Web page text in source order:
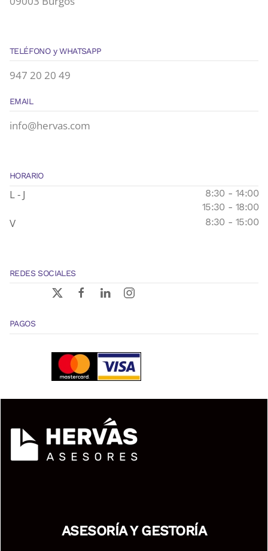
TELÉFONO y WHATSAPP
947 20 20 49
EMAIL
info@hervas.com
HORARIO
L - J
8:30 - 14:00
15:30 - 18:00
V 8:30 - 15:00
REDES SOCIALES
PAGOS
ASESORÍA Y GESTORÍA